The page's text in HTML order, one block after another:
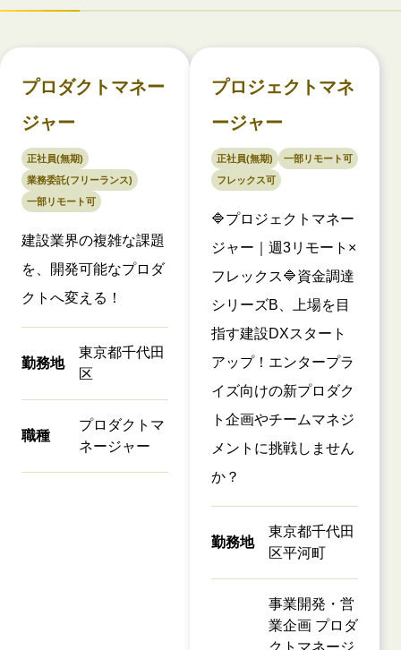
プロダクトマネー
ジャー
正社員(無期)
業務委託(フリーランス)
一部リモート可
建設業界の複雑な課題
を、開発可能なプロダ
クトへ変える！
勤務地
東京都千代田
区
職種
プロダクトマ
ネージャー
プロジェクトマネ
ージャー
正社員(無期)
一部リモート可
フレックス可
🔷プロジェクトマネー
ジャー｜週3リモート×
フレックス🔷資金調達
シリーズB、上場を目
指す建設DXスタート
アップ！エンタープラ
イズ向けの新プロダク
ト企画やチームマネジ
メントに挑戦しません
か？
勤務地
東京都千代田
区平河町
事業開発・営
業企画 プロダ
クトマネージ